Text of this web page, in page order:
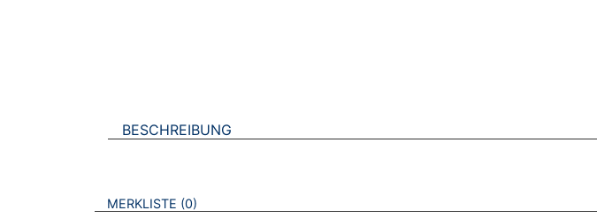
BESCHREIBUNG
VERWEISE AUF VERMERKTE- ODER ZULETZT ANGESEHENE BROSCHÜREN
MERKLISTE 0